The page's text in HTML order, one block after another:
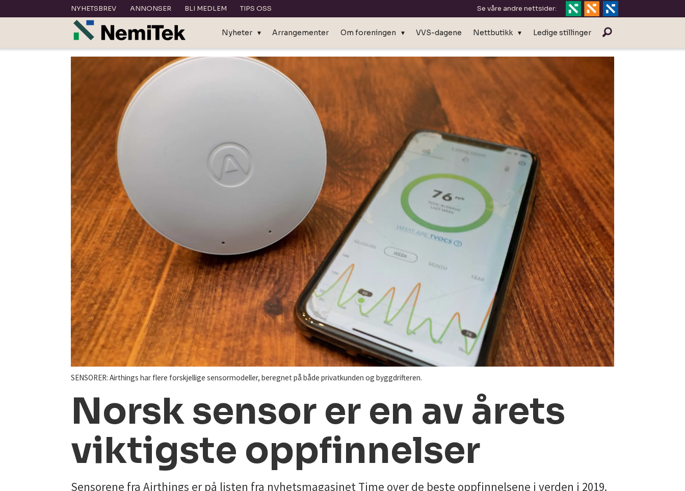
NYHETSBREV ANNONSER BLI MEDLEM TIPS OSS Se våre andre nettsider:
Nyheter Arrangementer Om foreningen VVS-dagene Nettbutikk Ledige stillinger
SENSORER: Airthings har flere forskjellige sensormodeller, beregnet på både privatkunden og byggdrifteren.
Norsk sensor er en av årets
viktigste oppfinnelser
Sensorene fra Airthings er på listen fra nyhetsmagasinet Time over de beste oppfinnelsene i verden i 2019.